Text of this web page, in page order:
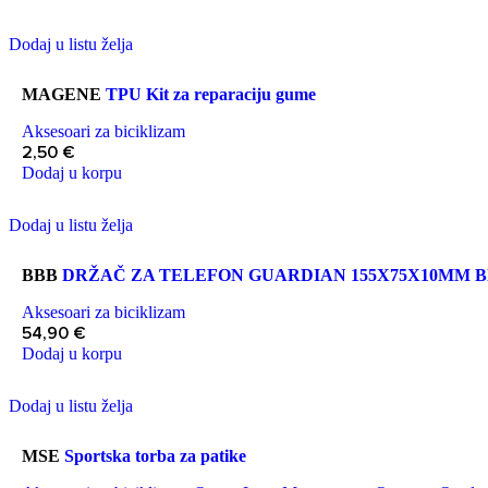
Dodaj u listu želja
MAGENE TPU Kit za reparaciju gume
Aksesoari za biciklizam
2,50 €
Dodaj u korpu
Dodaj u listu želja
BBB DRŽAČ ZA TELEFON GUARDIAN 155X75X10MM
Aksesoari za biciklizam
54,90 €
Dodaj u korpu
Dodaj u listu želja
MSE Sportska torba za patike